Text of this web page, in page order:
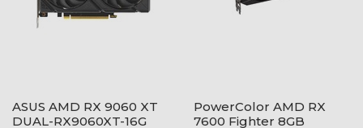
ASUS AMD RX 9060 XT
DUAL-RX9060XT-16G
PowerColor AMD RX
7600 Fighter 8GB